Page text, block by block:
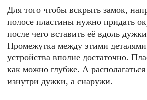
Для того чтобы вскрыть замок,
полосе пластины нужно придать
после чего вставить её вдоль
Промежутка между этими деталями
устройства вполне достаточно.
как можно глубже. А
изнутри дужки, а снаружи.